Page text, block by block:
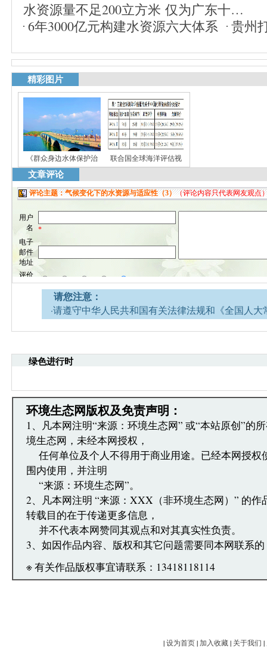
水资源量不足200立方米 仅为广东十…
6年3000亿元构建水资源六大体系
贵州
精彩图片
《群众身边水体保护治 联合国全球海洋评估视
文章评论
请您注意：
·请遵守中华人民共和国有关法律法规和《全国人
引起的法律责任。
·环境生态网文章跟帖管理员有权保留或删除其管辖
·发表本评论即表明您已经阅读并接受上述条款，如
文章跟帖管理员反映。
绿色进行时
环境生态网版权及免责声明：
1、凡本网注明“来源：环境生态网” 或“本站原创”的
境生态网，未经本网授权，
任何单位及个人不得用于商业用途。已经本网授权
围内使用，并注明
“来源：环境生态网”。
2、凡本网注明 “来源：XXX（非环境生态网）” 的作
转载目的在于传递更多信息，
并不代表本网赞同其观点和对其真实性负责。
3、如因作品内容、版权和其它问题需要同本网联系
※ 有关作品版权事宜请联系：13418118114
|设为首页|加入收藏| 关于我们 |